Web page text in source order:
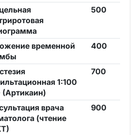
500
временной
400
1:100
700
врача
(чтение
900